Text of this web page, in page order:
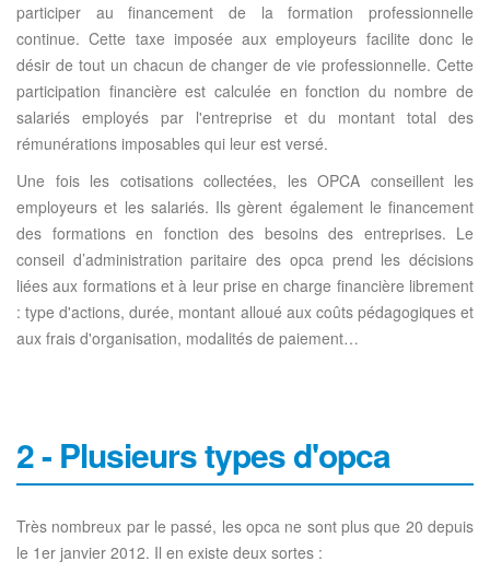
participer au financement de la formation professionnelle
continue. Cette taxe imposée aux employeurs facilite donc le
désir de tout un chacun de changer de vie professionnelle. Cette
participation financière est calculée en fonction du nombre de
salariés employés par l'entreprise et du montant total des
rémunérations imposables qui leur est versé.
Une fois les cotisations collectées, les OPCA conseillent les
employeurs et les salariés. Ils gèrent également le financement
des formations en fonction des besoins des entreprises. Le
conseil d’administration paritaire des opca prend les décisions
liées aux formations et à leur prise en charge financière librement
: type d'actions, durée, montant alloué aux coûts pédagogiques et
aux frais d'organisation, modalités de paiement…
2 - Plusieurs types d'opca
Très nombreux par le passé, les opca ne sont plus que 20 depuis
le 1er janvier 2012. Il en existe deux sortes :